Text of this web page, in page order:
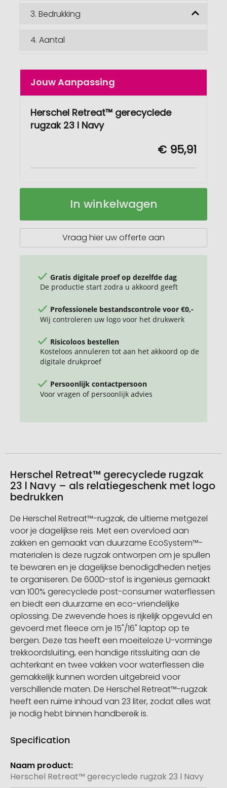
3. Bedrukking
4. Aantal
Jouw Aanpassing
Herschel Retreat™ gerecyclede
rugzak 23 l Navy
€ 95,91
Herschel
rugzak
Op
In winkelwagen
Vraag hier uw offerte aan
Gratis digitale proef op dezelfde dag
De productie start zodra u akkoord geeft
Professionele bestandscontrole voor €0,-
Wij controleren uw logo voor het drukwerk
Risicoloos bestellen
Kosteloos annuleren tot aan het akkoord op de
digitale drukproef
Persoonlijk contactpersoon
Voor vragen of persoonlijk advies
Herschel Retreat™ gerecyclede rugzak
23 l Navy – als relatiegeschenk met logo
bedrukken
De Herschel Retreat™-rugzak, de ultieme metgezel
voor je dagelijkse reis. Met een overvloed aan
zakken en gemaakt van duurzame EcoSystem™-
materialen is deze rugzak ontworpen om je spullen
te bewaren en je dagelijkse benodigdheden netjes
te organiseren. De 600D-stof is ingenieus gemaakt
van 100% gerecyclede post-consumer waterflessen
en biedt een duurzame en eco-vriendelijke
oplossing. De zwevende hoes is rijkelijk opgevuld en
gevoerd met fleece om je 15"/16" laptop op te
bergen. Deze tas heeft een moeiteloze U-vorminge
trekkoordsluiting, een handige ritssluiting aan de
achterkant en twee vakken voor waterflessen die
gemakkelijk kunnen worden uitgebreid voor
verschillende maten. De Herschel Retreat™-rugzak
heeft een ruime inhoud van 23 liter, zodat alles wat
je nodig hebt binnen handbereik is.
Specification
Meer
informatie
Herschel Retreat™ gerecyclede rugzak 23 l Navy